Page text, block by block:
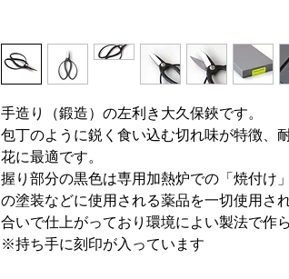
手造り（鍛造）の左利き大久保鋏です。
包丁のように鋭く食い込む切れ味が特徴、
花に最適です。
握り部分の黒色は専用加熱炉での「焼付け
の塗装などに使用される薬品を一切使用さ
合いで仕上がっており環境によい製法で作
※持ち手に刻印が入っています